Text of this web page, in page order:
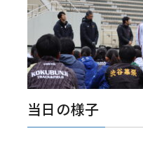
当日の様子